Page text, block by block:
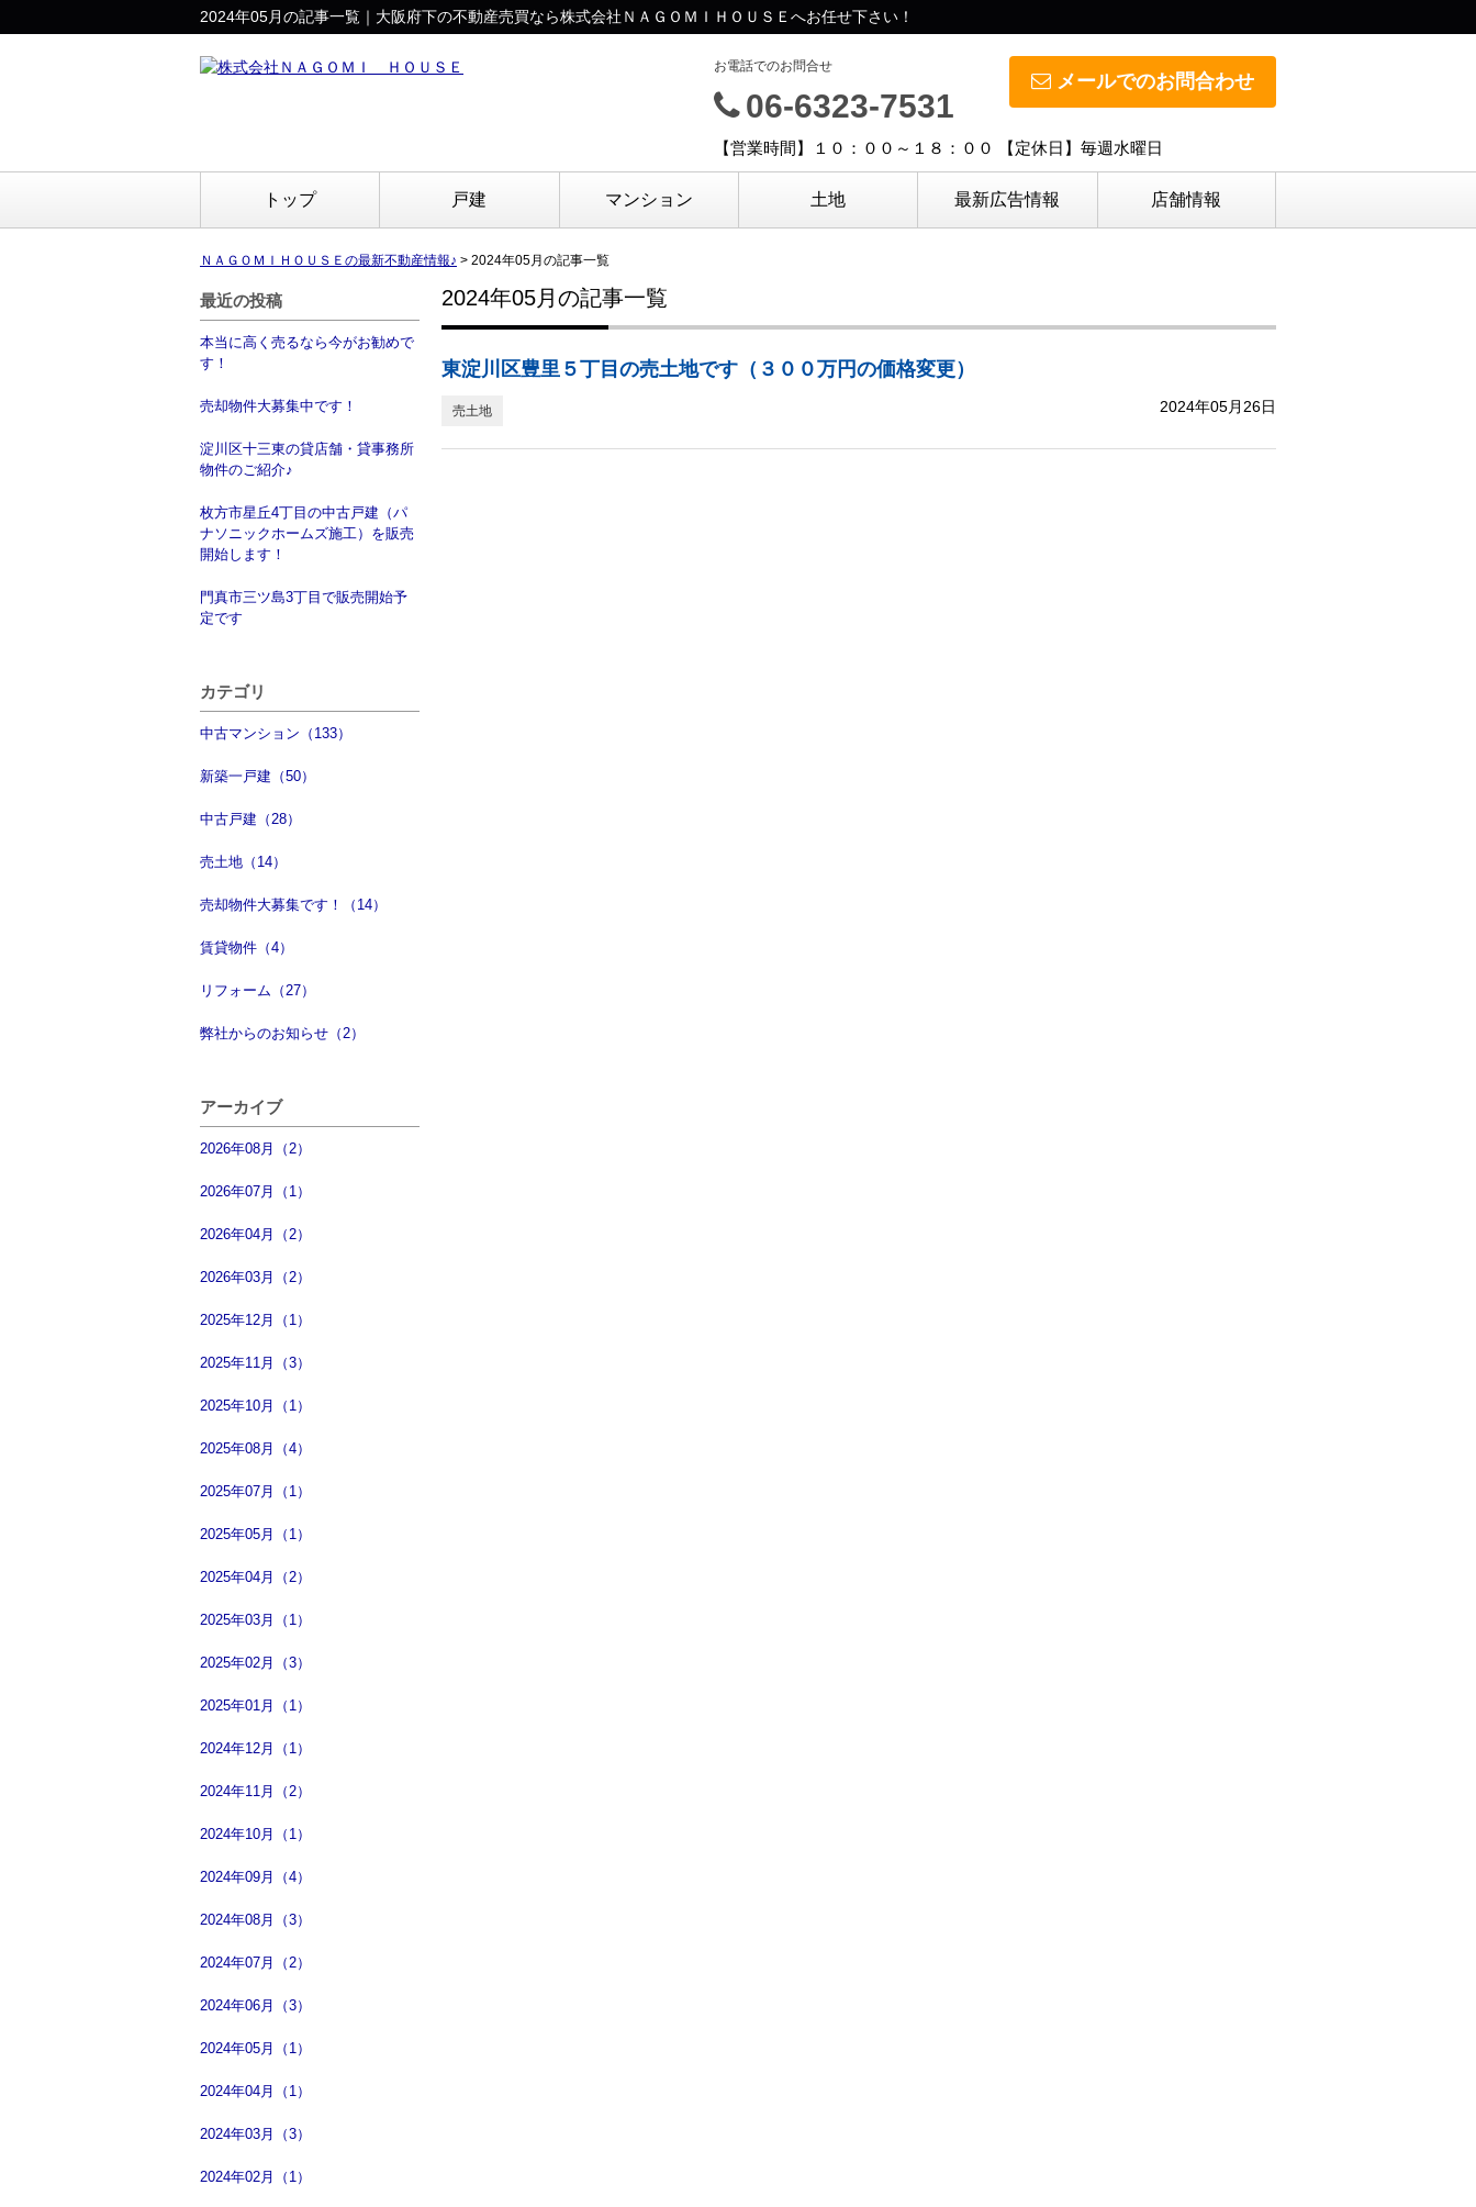
2024年05月の記事一覧｜大阪府下の不動産売買なら株式会社ＮＡＧＯＭＩＨＯＵＳＥへお任せ下さい！
メールでのお問合わせ
お電話でのお問合せ
06-6323-7531
【営業時間】１０：００～１８：００ 【定休日】毎週水曜日
トップ 戸建 マンション 土地 最新広告情報 店舗情報
ＮＡＧＯＭＩＨＯＵＳＥの最新不動産情報♪ > 2024年05月の記事一覧
最近の投稿
本当に高く売るなら今がお勧めで
す！
売却物件大募集中です！
淀川区十三東の貸店舗・貸事務所
物件のご紹介♪
枚方市星丘4丁目の中古戸建（パ
ナソニックホームズ施工）を販売
開始します！
門真市三ツ島3丁目で販売開始予
定です
カテゴリ
中古マンション（133）
新築一戸建（50）
中古戸建（28）
売土地（14）
売却物件大募集です！（14）
賃貸物件（4）
リフォーム（27）
弊社からのお知らせ（2）
アーカイブ
2026年08月（2）
2026年07月（1）
2026年04月（2）
2026年03月（2）
2025年12月（1）
2025年11月（3）
2025年10月（1）
2025年08月（4）
2025年07月（1）
2025年05月（1）
2025年04月（2）
2025年03月（1）
2025年02月（3）
2025年01月（1）
2024年12月（1）
2024年11月（2）
2024年10月（1）
2024年09月（4）
2024年08月（3）
2024年07月（2）
2024年06月（3）
2024年05月（1）
2024年04月（1）
2024年03月（3）
2024年02月（1）
2024年05月の記事一覧
東淀川区豊里５丁目の売土地です（３００万円の価格変更）
売土地 2024年05月26日